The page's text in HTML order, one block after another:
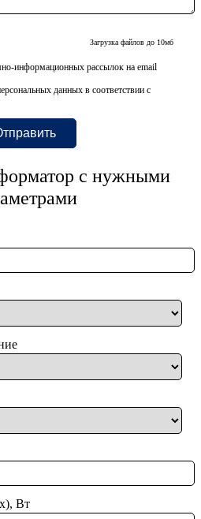
Загрузка файлов до 10мб
информационных рассылок на email
данных в соответствии с
с нужными
Вт